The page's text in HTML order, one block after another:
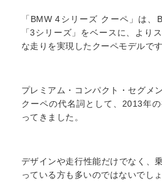
「BMW 4シリーズ クーペ」は、
「3シリーズ」をベースに、より
な走りを実現したクーペモデルです
プレミアム・コンパクト・セグメ
クーペの代名詞として、2013年
ってきました。
デザインや走行性能だけでなく、
っている方も多いのではないでしょ